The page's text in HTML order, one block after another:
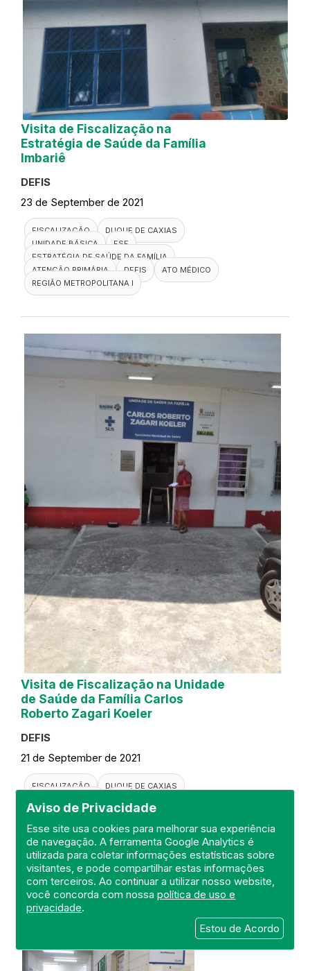
Aviso de Privacidade
Esse site usa cookies para melhorar sua experiência
de navegação. A ferramenta Google Analytics é
utilizada para coletar informações estatísticas sobre
visitantes, e pode compartilhar estas informações
com terceiros. Ao continuar a utilizar nosso website,
você concorda com nossapolítica de uso e
privacidade.
Estou de Acordo
Visita de Fiscalização na
Estratégia de Saúde da Família
Imbariê
DEFIS
23 de September de 2021
FISCALIZAÇÃO
DUQUE DE CAXIAS
UNIDADE BÁSICA
ESF
ESTRATÉGIA DE SAÚDE DA FAMÍLIA
ATENÇÃO PRIMÁRIA
DEFIS
ATO MÉDICO
REGIÃO METROPOLITANA I
Visita de Fiscalização na Unidade
de Saúde da Família Carlos
Roberto Zagari Koeler
DEFIS
21 de September de 2021
FISCALIZAÇÃO
DUQUE DE CAXIAS
ESTRATÉGIA DE SAÚDE DA FAMÍLIA
ATENÇÃO PRIMÁRIA
DEFIS
ATO MÉDICO
REGIÃO METROPOLITANA I